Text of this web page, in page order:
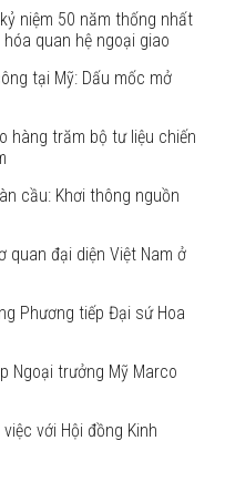
niệm 50 năm thống nhất
quan hệ ngoại giao
tại Mỹ: Dấu mốc mở
hàng trăm bộ tư liệu chiến
cầu: Khơi thông nguồn
quan đại diện Việt Nam ở
Phương tiếp Đại sứ Hoa
Ngoại trưởng Mỹ Marco
với Hội đồng Kinh